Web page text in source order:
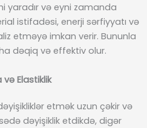
yaradır və eyni zamanda
istifadəsi, enerji sərfiyyatı və
etməyə imkan verir. Bununla
dəqiq və effektiv olur.
Elastiklik
etmək uzun çəkir və
dəyişiklik etdikdə, digər